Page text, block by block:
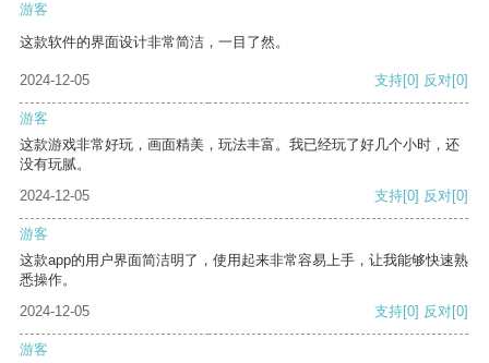
游客
这款软件的界面设计非常简洁，一目了然。
2024-12-05 支持[0] 反对[0]
游客
这款游戏非常好玩，画面精美，玩法丰富。我已经玩了好几个小时，还
没有玩腻。
2024-12-05
支持[0] 反对[0]
游客
这款app的用户界面简洁明了，使用起来非常容易上手，让我能够快速熟
悉操作。
2024-12-05
支持[0] 反对[0]
游客